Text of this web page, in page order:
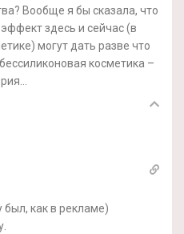
Вообще я бы сказала, что
здесь и сейчас (в
могут дать разве что
косметика –
был, как в рекламе)